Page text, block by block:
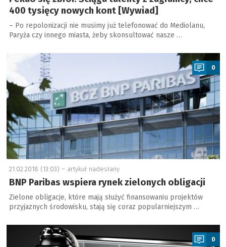
400 tysięcy nowych kont [Wywiad]
– Po repolonizacji nie musimy już telefonować do Mediolanu,
Paryża czy innego miasta, żeby skonsultować nasze …
0
21.02.2018 (13:03) – artykuł nadesłany
BNP Paribas wspiera rynek zielonych obligacji
Zielone obligacje, które mają służyć finansowaniu projektów
przyjaznych środowisku, stają się coraz popularniejszym …
a
0